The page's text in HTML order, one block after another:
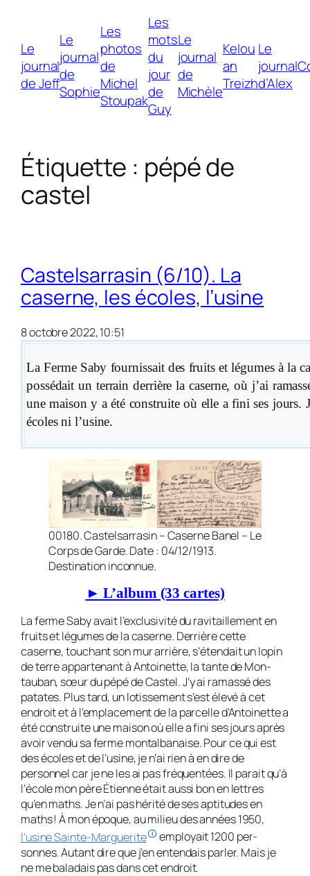
Le
journal
de Jeff
Le
journal
de
Sophie
Les
photos
de
Michel
Stoupak
Les
mots
du
jour
de
Guy
Le
journal
de
Michèle
Kelou
an
Treizh
Le
journal
d’Alex
Étiquette : pépé de
castel
Castelsarrasin (6/10). La
caserne, les écoles, l’usine
8 octobre 2022, 10:51
La Ferme Saby fournissait des fruits et légumes à la
possédait un terrain derrière la caserne, où j’ai
une maison y a été cons­truite où elle a fini ses jours.
écoles ni l’usine.
00180. Castelsarrasin – Caserne Banel – Le
Corps de Garde. Date : 04/12/1913.
Destination inconnue.
► L’album (33 cartes)
La ferme Saby avait l’exclusivité du ravi­taillement en
fruits et légumes de la caser­ne. Derrière cette
caserne, touchant son mur arrière, s’étendait un lopin
de terre appartenant à Antoinette, la tante de Mon­
tauban, sœur du pépé de Castel. J’y ai ra­massé des
patates. Plus tard, un lotisse­ment s’est élevé à cet
endroit et à l’em­placement de la parcelle d’Antoinette a
été construite une maison où elle a fini ses jours après
avoir vendu sa ferme montal­banaise. Pour ce qui est
des écoles et de l’usine, je n’ai rien à en dire de
personnel car je ne les ai pas fréquentées. Il parait qu’à
l’école mon père Étienne était aussi bon en lettres
qu’en maths. Je n’ai pas hé­rité de ses aptitudes en
maths ! À mon époque, au milieu des années 1950,
l’usine Sainte-Marguerite🛈 employait 1200 per­
sonnes. Autant dire que j’en entendais parler. Mais je
ne me baladais pas dans cet endroit.